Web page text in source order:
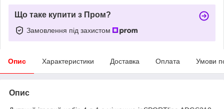
Що таке купити з Пром?
Замовлення під захистом
Опис Характеристики Доставка Оплата Умови
Опис